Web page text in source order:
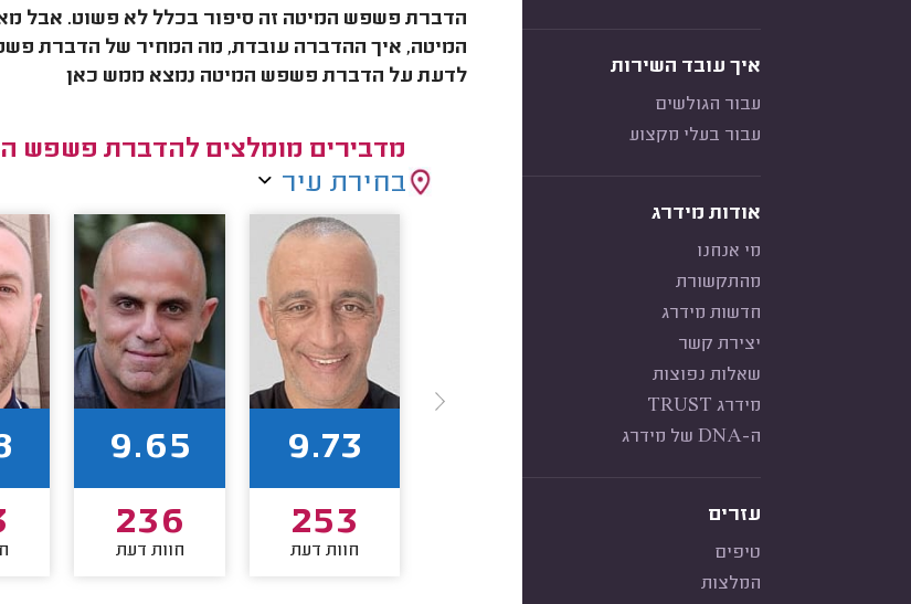
איך עובד השירות
עבור הגולשים
עבור בעלי מקצוע
אודות מידרג
מי אנחנו
מהתקשורת
חדשות מידרג
יצירת קשר
שאלות נפוצות
מידרג TRUST
ה-DNA של מידרג
עזרים
טיפים
המלצות
הדברת פשפש המיטה זה סיפור בכלל לא פשוט. אבל
המיטה, איך ההדברה עובדת, מה המחיר של הדברת
לדעת על הדברת פשפש המיטה נמצא ממש כאן
מדבירים מומלצים להדברת פשפש
בחירת עיר
9.73
253
חוות דעת
9.65
236
חוות דעת